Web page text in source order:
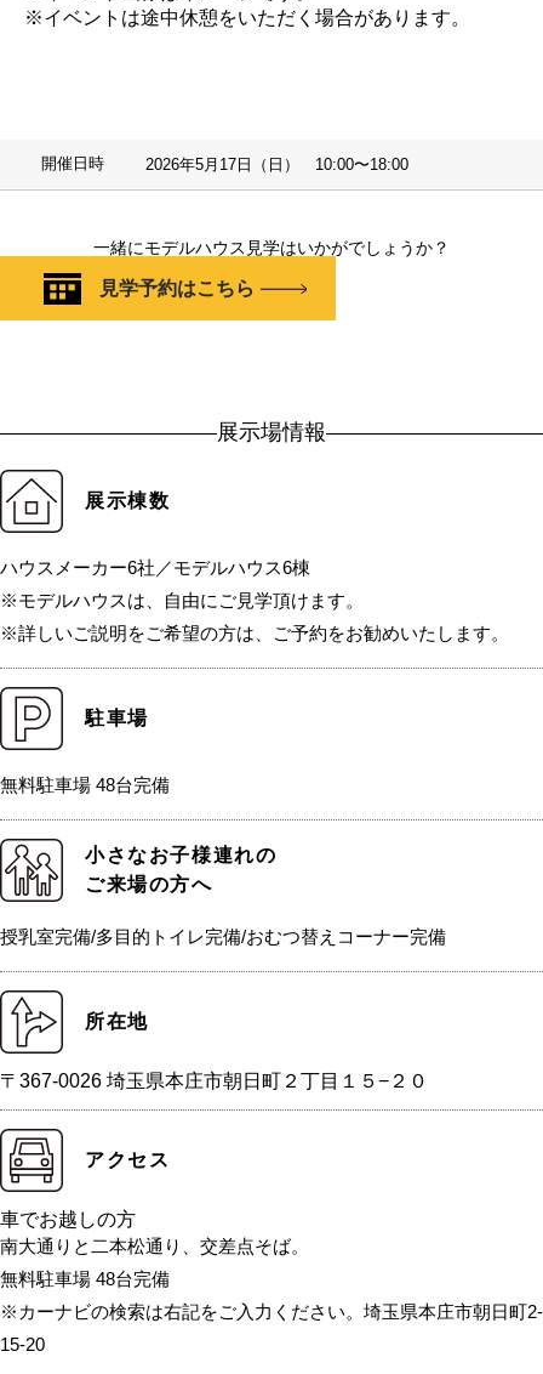
※イベントは途中休憩をいただく場合があります。
開催日時 2026年5月17日（日） 10:00〜18:00
一緒にモデルハウス見学はいかがでしょうか？
見学予約はこちら
展示場情報
展示棟数
ハウスメーカー6社／モデルハウス6棟
※モデルハウスは、自由にご見学頂けます。
※詳しいご説明をご希望の方は、ご予約をお勧めいたします。
駐車場
無料駐車場 48台完備
小さなお子様連れの
ご来場の方へ
授乳室完備/多目的トイレ完備/おむつ替えコーナー完備
所在地
〒367-0026 埼玉県本庄市朝日町２丁目１５−２０
アクセス
車でお越しの方
南大通りと二本松通り、交差点そば。
無料駐車場 48台完備
※カーナビの検索は右記をご入力ください。埼玉県本庄市朝日町2-
15-20